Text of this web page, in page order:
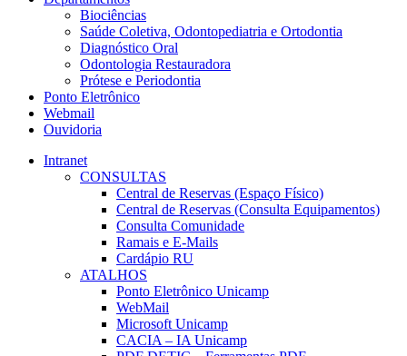
Biociências
Saúde Coletiva, Odontopediatria e Ortodontia
Diagnóstico Oral
Odontologia Restauradora
Prótese e Periodontia
Ponto Eletrônico
Webmail
Ouvidoria
Intranet
CONSULTAS
Central de Reservas (Espaço Físico)
Central de Reservas (Consulta Equipamentos)
Consulta Comunidade
Ramais e E-Mails
Cardápio RU
ATALHOS
Ponto Eletrônico Unicamp
WebMail
Microsoft Unicamp
CACIA – IA Unicamp